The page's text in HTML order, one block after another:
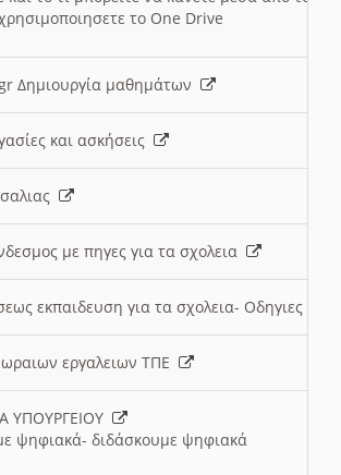
το One Drive
Δημιουργία μαθημάτων
και ασκήσεις
με πηγες για τα σχολεια
εκπαιδευση για τα σχολεια- Οδηγιες
εργαλειων ΤΠΕ
ψηφιακά- διδάσκουμε ψηφιακά